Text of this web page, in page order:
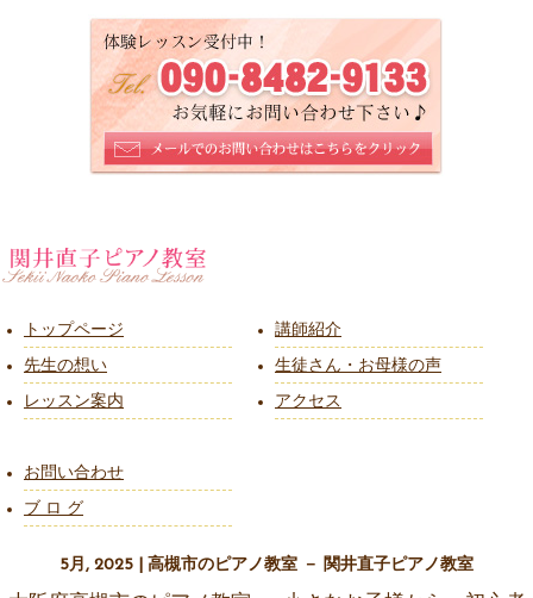
トップページ
先生の想い
レッスン案内
講師紹介
生徒さん・お母様の声
アクセス
お問い合わせ
ブ ロ グ
5月, 2025 | 高槻市のピアノ教室 － 関井直子ピアノ教室